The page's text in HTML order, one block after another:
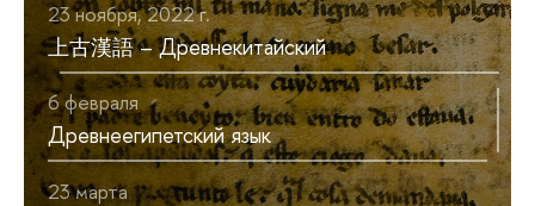
23 ноября, 2022 г.
上古漢語 – Древнекитайский
6 февраля
Древнеегипетский язык
23 марта